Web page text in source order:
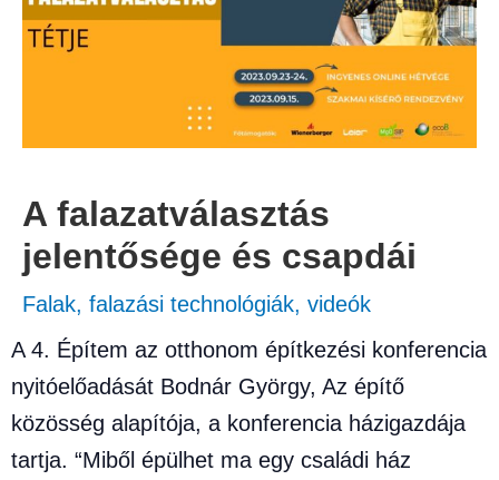
A falazatválasztás
jelentősége és csapdái
Falak, falazási technológiák, videók
A 4. Építem az otthonom építkezési konferencia
nyitóelőadását Bodnár György, Az építő
közösség alapítója, a konferencia házigazdája
tartja. “Miből épülhet ma egy családi ház